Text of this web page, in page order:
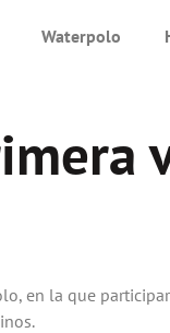
Waterpolo
en la que